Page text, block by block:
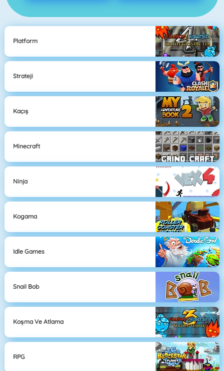
Platform
Strateji
Kaçış
Minecraft
Ninja
Kogama
Idle Games
Snail Bob
Koşma Ve Atlama
RPG